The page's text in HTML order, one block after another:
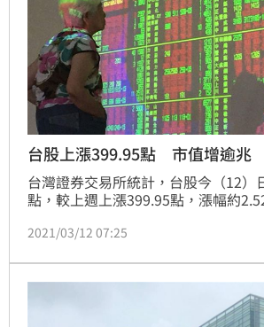
台股上漲399.95點 市值增逾兆
台灣證券交易所統計，台股今（12）
點，較上週上漲399.95點，漲幅約
2125.06億元，增幅約2.51%。
2021/03/12 07:25